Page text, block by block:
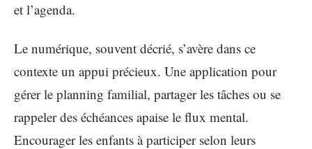
et l’agenda.
Le numérique, souvent décrié, s’avère dans ce
contexte un appui précieux. Une application pour
gérer le planning familial, partager les tâches ou se
rappeler des échéances apaise le flux mental.
Encourager les enfants à participer selon leurs